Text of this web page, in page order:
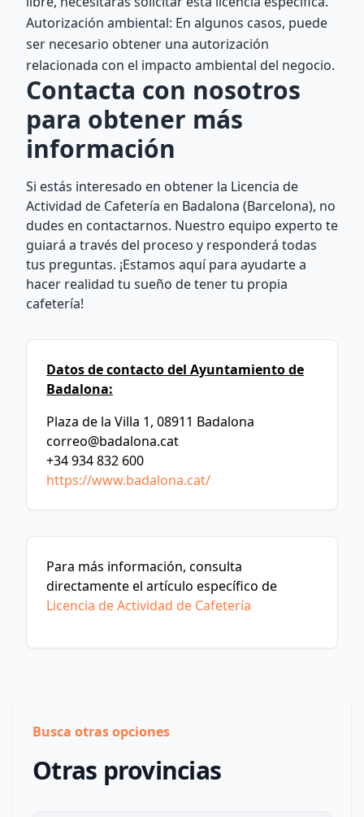
Autorización ambiental: En algunos casos, puede
ser necesario obtener una autorización
relacionada con el impacto ambiental del negocio.
Contacta con nosotros
para obtener más
información
Si estás interesado en obtener la Licencia de
Actividad de Cafetería en Badalona (Barcelona), no
dudes en contactarnos. Nuestro equipo experto te
guiará a través del proceso y responderá todas
tus preguntas. ¡Estamos aquí para ayudarte a
hacer realidad tu sueño de tener tu propia
cafetería!
Datos de contacto del Ayuntamiento de
Badalona:
Plaza de la Villa 1, 08911 Badalona
correo@badalona.cat
+34 934 832 600
https://www.badalona.cat/
Para más información, consulta
directamente el artículo específico de
Licencia de Actividad de Cafetería
Busca otras opciones
Otras provincias